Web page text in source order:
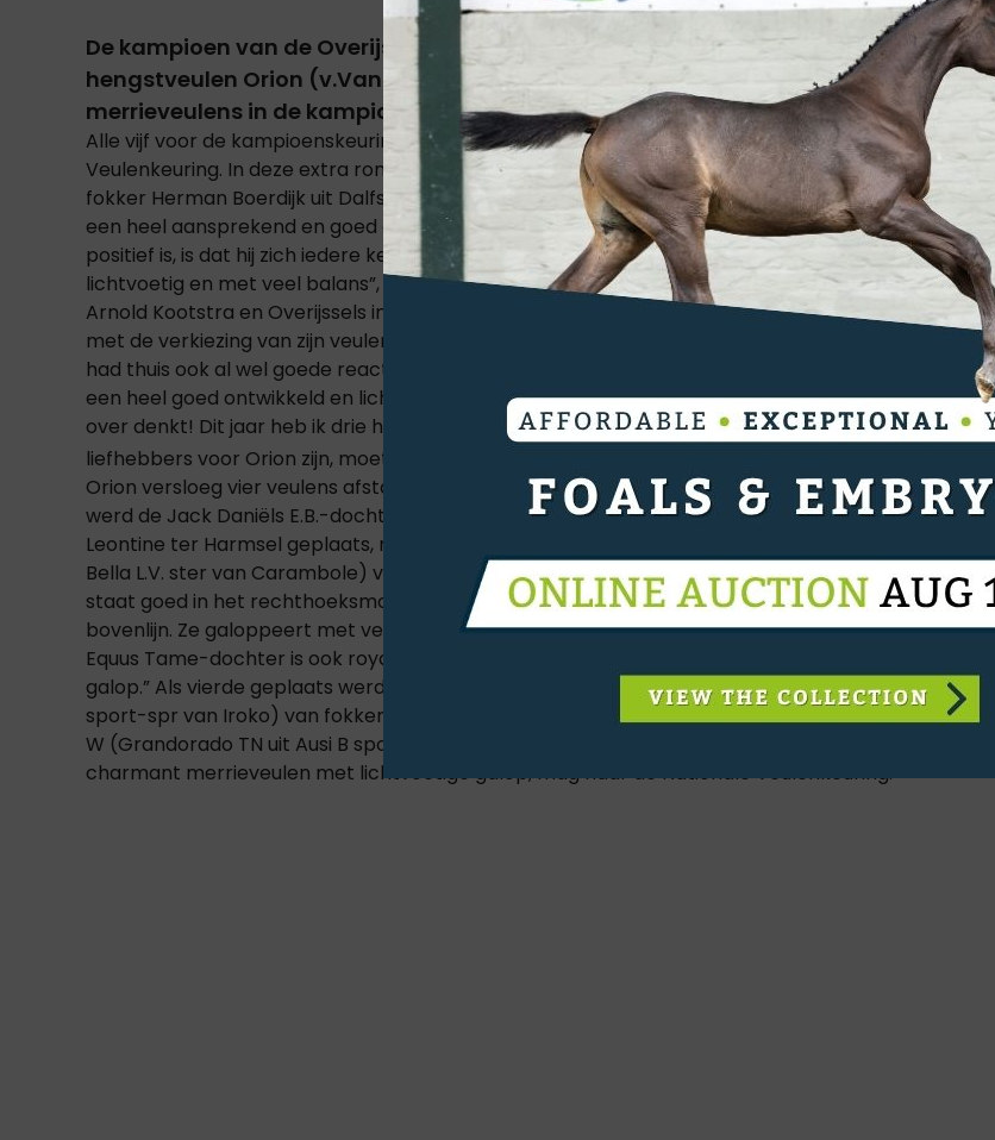
De kampioen van de Overijsselse springveulens is zojuist gekozen. Het
hengstveulen Orion (v.Van Gogh) van fokker Herman Boerdijk versloeg vier
merrieveulens in de kampioenskeuring.
Alle vijf voor de kampioenskeuring uitgenodigde veulens verdienden een ticket voor de Nationale
Veulenkeuring. In deze extra ronde kreeg Orion (Van Gogh uit Elytair ster van Namelus R) van
fokker Herman Boerdijk uit Dalfsen concurrentie van vier merrieveulens. “Deze Van Gogh-zoon is
een heel aansprekend en goed ontwikkeld hengstveulen met een sterke bovenlijn. Wat ook heel
positief is, is dat hij zich iedere keer nog weer opwaardeert in beweging. Hij galoppeert heel
lichtvoetig en met veel balans”, lichtte commissievoorzitter Cor Loeffen toe, die samen met
Arnold Kootstra en Overijssels inspecteur Henk Dirksen jureert. Fokker Herman Boerdijk is heel blij
met de verkiezing van zijn veulen tot kampioen. “Ik had van tevoren geen verwachtingen, maar
had thuis ook al wel goede reacties op Orion gekregen van andere mensen. Zelf vind ik het ook
een heel goed ontwikkeld en lichtvoetig galopperend veulen dus het is mooi dat de jury er ook zo
over denkt! Dit jaar heb ik drie hengstveulens dus die zal ik allemaal verkopen. Dus als er
liefhebbers voor Orion zijn, moeten ze maar even bellen”, lacht de fokker.
Orion versloeg vier veulens afstammend van voornamelijk jonge hengsten. Op de tweede plaats
werd de Jack Daniëls E.B.-dochter O Lala EB (uit Cascado E.B. ster van Lucky Boy) van Gerrit en
Leontine ter Harmsel geplaats, net voor de Je Suis Equus Tame-dochter Orabella L.V. (uit Flora
Bella L.V. ster van Carambole) van L. Lucas uit Vroomshoop. “De Jack Daniëls E.B.-nakomeling
staat goed in het rechthoeksmodel, is goed ontwikkeld en nog wat arm in de bespiering in de
bovenlijn. Ze galoppeert met veel souplesse en kan daarin ook gemakkelijk changeren. De Je Suis
Equus Tame-dochter is ook royaal ontwikkeld, heeft een sterke bovenlijn en voldoende balans in
galop.” Als vierde geplaats werd de goed ontwikkelde Ibolensky-dochter Okina (uit Rekina keur
sport-spr van Iroko) van fokker G.J.G. Venebrugge uit Den Ham, en ook de als vijfde geplaatst Olly
W (Grandorado TN uit Ausi B sport-spr van Lupicor) van fokker T. Walkot uit Enschede, een
charmant merrieveulen met lichtvoetige galop, mag naar de Nationale Veulenkeuring.